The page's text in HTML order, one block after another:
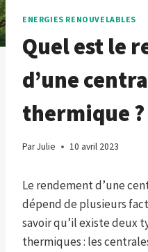
ENERGIES RENOUVELABLES
Quel est le
d’une
thermique ?
ParJulie 10 avril 2023
Le rendement d’une
dépend de plusieurs
savoir qu’il existe deux
thermiques : les